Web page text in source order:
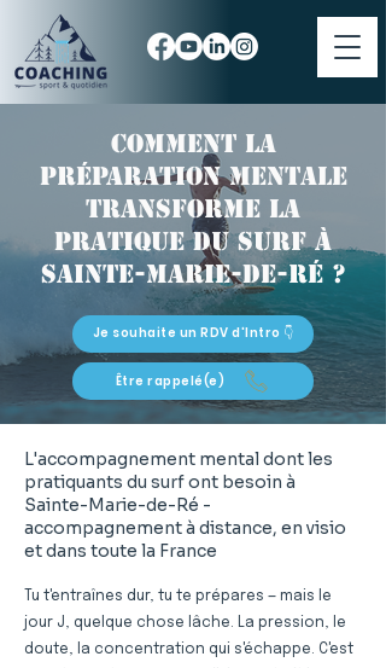
Comment la
préparation mentale
transforme la
pratique du surf à
Sainte-Marie-de-Ré ?
Je souhaite un RDV d'Intro 👇
Être rappelé(e)
L'accompagnement mental dont les
pratiquants du surf ont besoin à
Sainte-Marie-de-Ré -
accompagnement à distance, en visio
et dans toute la France
Tu t'entraînes dur, tu te prépares — mais le
jour J, quelque chose lâche. La pression, le
doute, la concentration qui s'échappe. C'est